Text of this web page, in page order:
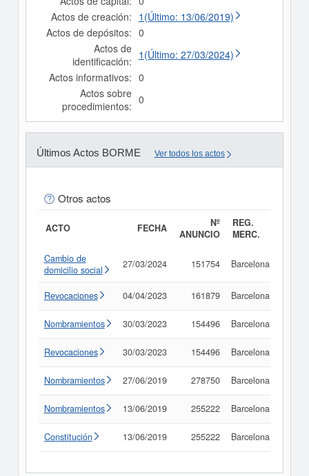
Actos de creación: 1(Último: 13/06/2019)
Actos de depósitos: 0
Actos de
identificación: 1(Último: 27/03/2024)
Actos informativos: 0
Actos sobre
procedimientos: 0
Últimos Actos BORME Ver todos los actos
Otros actos
ACTO FECHA
Nº
ANUNCIO
REG.
MERC.
Cambio de
domicilio social
27/03/2024 151754 Barcelona
Revocaciones 04/04/2023 161879 Barcelona
Nombramientos 30/03/2023 154496 Barcelona
Revocaciones 30/03/2023 154496 Barcelona
Nombramientos 27/06/2019 278750 Barcelona
Nombramientos 13/06/2019 255222 Barcelona
Constitución 13/06/2019 255222 Barcelona